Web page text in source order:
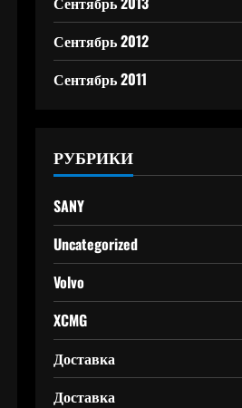
Сентябрь 2012
Сентябрь 2011
РУБРИКИ
SANY
Uncategorized
Volvo
XCMG
Доставка
Доставка